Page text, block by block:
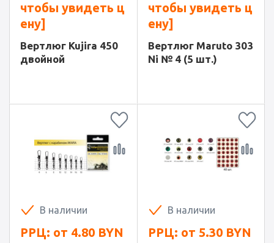
чтобы увидеть ц
ену]
Вертлюг Kujira 450
двойной
чтобы увидеть ц
ену]
Вертлюг Maruto 303
Ni № 4 (5 шт.)
В наличии
РРЦ: от 4.80 BYN
В наличии
РРЦ: от 5.30 BYN